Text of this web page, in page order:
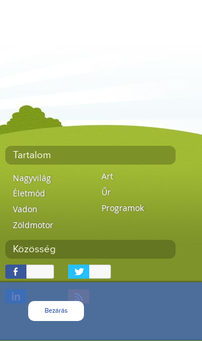
Bezárás
Tartalom
Nagyvilág
Életmód
Vadon
Zöldmotor
Art
Űr
Programok
Közösség